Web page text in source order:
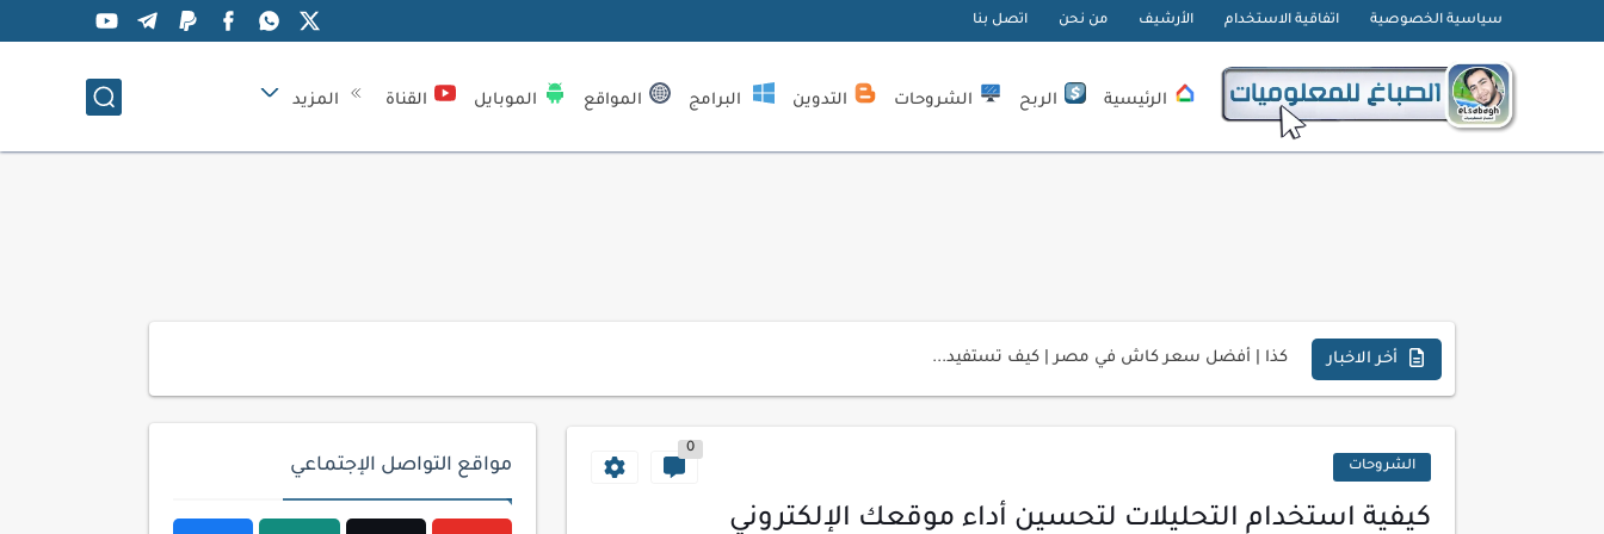
سياسية الخصوصية اتفاقية الاستخدام الأرشيف من نحن اتصل بنا
الرئيسية الربح الشروحات التدوين البرامج المواقع الموبايل القناة المزيد
أخر الاخبار أفضل طرق الربح من التدوين للمبتدئين
أسرار اختيار لوحة مفاتيح تناسب عملك اليومي
الشروحات
0
كيفية استخدام التحليلات لتحسين أداء موقعك الإلكتروني
مواقع التواصل الإجتماعي